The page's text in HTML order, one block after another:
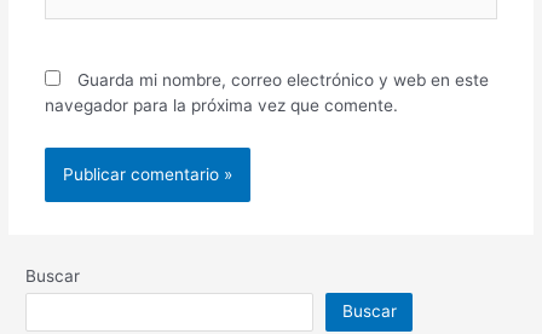
Guarda mi nombre, correo electrónico y web en este
navegador para la próxima vez que comente.
Buscar
Buscar